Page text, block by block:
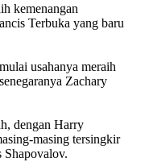
kemenangan
Terbuka yang baru
usahanya meraih
Zachary
dengan Harry
masing tersingkir
Shapovalov.